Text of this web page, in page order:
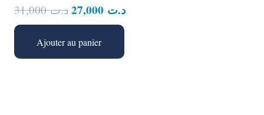
د.ت31,000
Le
prix
initial
était :
د.تLe
Ajouter au panier